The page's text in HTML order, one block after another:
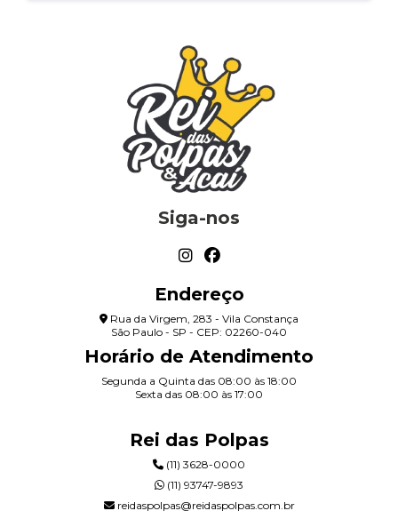
Siga-nos
Endereço
Rua da Virgem, 283 - Vila Constança
São Paulo - SP - CEP: 02260-040
Horário de Atendimento
Segunda a Quinta das 08:00 às 18:00
Sexta das 08:00 às 17:00
Rei das Polpas
(11) 3628-0000
(11) 93747-9893
reidaspolpas@reidaspolpas.com.br